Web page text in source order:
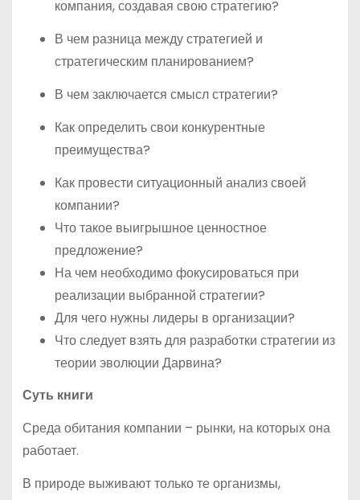
компания, создавая свою стратегию?
В чем разница между стратегией и
стратегическим планированием?
В чем заключается смысл стратегии?
Как определить свои конкурентные
преимущества?
Как провести ситуационный анализ своей
компании?
Что такое выигрышное ценностное
предложение?
На чем необходимо фокусироваться при
реализации выбранной стратегии?
Для чего нужны лидеры в организации?
Что следует взять для разработки стратегии из
теории эволюции Дарвина?
Суть книги
Среда обитания компании – рынки, на которых она
работает.
В природе выживают только те организмы,